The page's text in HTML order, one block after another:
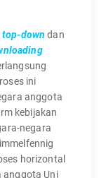
top-down dan
ini
anggota
kebijakan
negara
horizontal
anggota Uni